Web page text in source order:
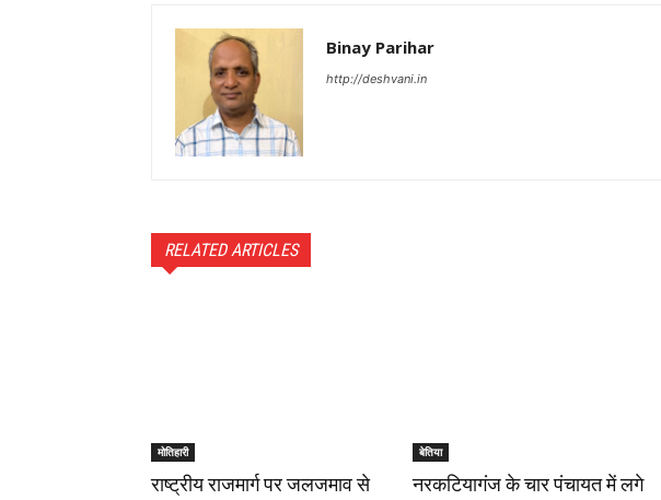
Binay Parihar
http://deshvani.in
RELATED ARTICLES
मोतिहारी
राष्ट्रीय राजमार्ग पर जलजमाव से
बेतिया
नरकटियागंज के चार पंचायत में लगे